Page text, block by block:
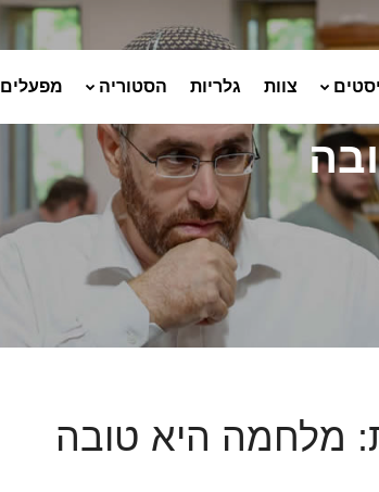
צוות גלריות הסטוריה מפעלים
מלחמה היא טובה